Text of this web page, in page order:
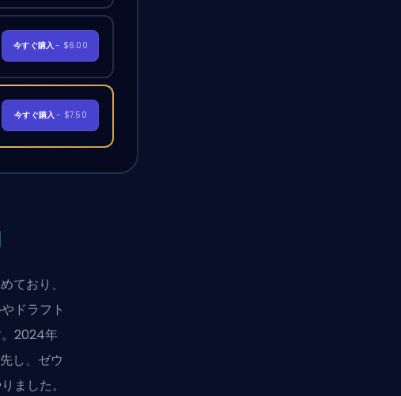
今すぐ購入- $6.00
今すぐ購入- $7.50
ており、
ドラフト
2024年
し、ゼウ
ました。